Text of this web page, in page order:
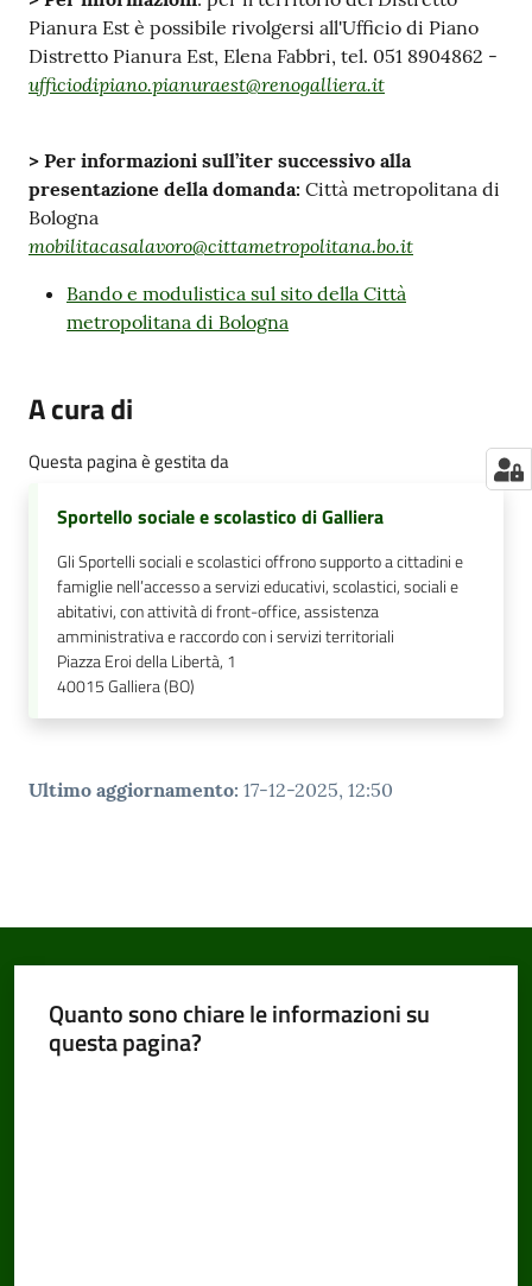
Pianura Est è possibile rivolgersi all'Ufficio di Piano
Distretto Pianura Est, Elena Fabbri, tel. 051 8904862 -
ufficiodipiano.pianuraest@renogalliera.it
> Per informazioni sull’iter successivo alla
presentazione della domanda: Città metropolitana di
Bologna
mobilitacasalavoro@cittametropolitana.bo.it
Bando e modulistica sul sito della Città
metropolitana di Bologna
A cura di
Questa pagina è gestita da
Sportello sociale e scolastico di Galliera
Gli Sportelli sociali e scolastici offrono supporto a cittadini e
famiglie nell’accesso a servizi educativi, scolastici, sociali e
abitativi, con attività di front-office, assistenza
amministrativa e raccordo con i servizi territoriali
Piazza Eroi della Libertà, 1
40015Galliera (BO)
Ultimo aggiornamento: 17-12-2025, 12:50
Quanto sono chiare le informazioni su
questa pagina?